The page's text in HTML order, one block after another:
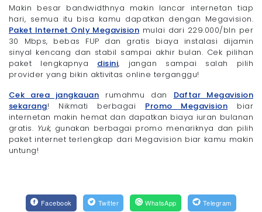
Makin besar bandwidthnya makin lancar internetan tiap
hari, semua itu bisa kamu dapatkan dengan Megavision.
Paket Internet Only Megavision mulai dari 229.000/bln per
30 Mbps, bebas FUP dan gratis biaya instalasi dijamin
sinyal kencang dan stabil sampai akhir bulan. Cek pilihan
paket lengkapnya disini, jangan sampai salah pilih
provider yang bikin aktivitas online terganggu!
Cek area jangkauan rumahmu dan Daftar Megavision
sekarang! Nikmati berbagai Promo Megavision biar
internetan makin hemat dan dapatkan biaya iuran bulanan
gratis. Yuk, gunakan berbagai promo menariknya dan pilih
paket internet terlengkap dari Megavision biar kamu makin
untung!
Facebook Twitter WhatsApp Telegram